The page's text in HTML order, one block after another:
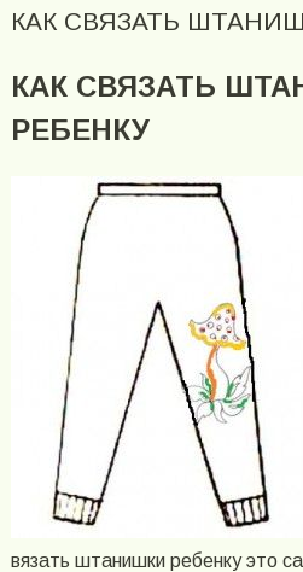
КАК СВЯЗАТЬ
КАК СВЯЗАТЬ
РЕБЕНКУ
вязать штанишки ребенку это